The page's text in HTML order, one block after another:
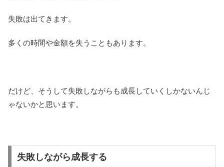
失敗は出てきます。
多くの時間や金額を失うこともあります。
だけど、そうして失敗しながらも成長していくしかないんじ
ゃないかと思います。
失敗しながら成長する